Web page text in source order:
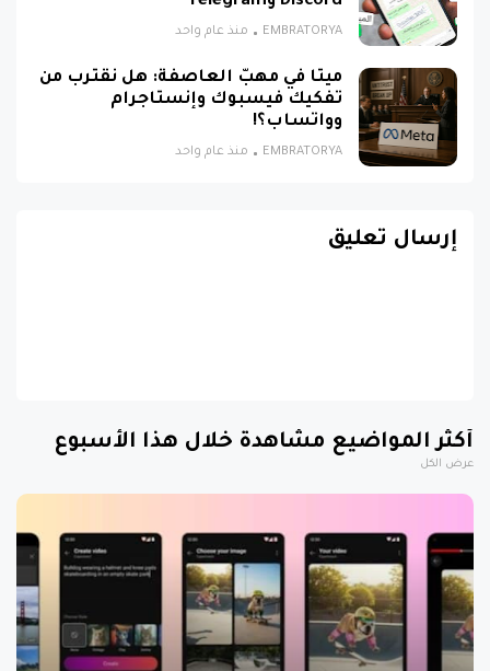
EMBRATORYA منذ عام واحد
ميتا في مهبّ العاصفة: هل نقترب من
تفكيك فيسبوك وإنستاجرام
وواتساب؟!
EMBRATORYA منذ عام واحد
إرسال تعليق
أكثر المواضيع مشاهدة خلال هذا الأسبوع
عرض الكل